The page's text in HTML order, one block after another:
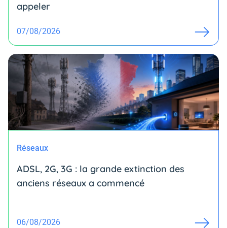
appeler
07/08/2026
Réseaux
ADSL, 2G, 3G : la grande extinction des
anciens réseaux a commencé
06/08/2026